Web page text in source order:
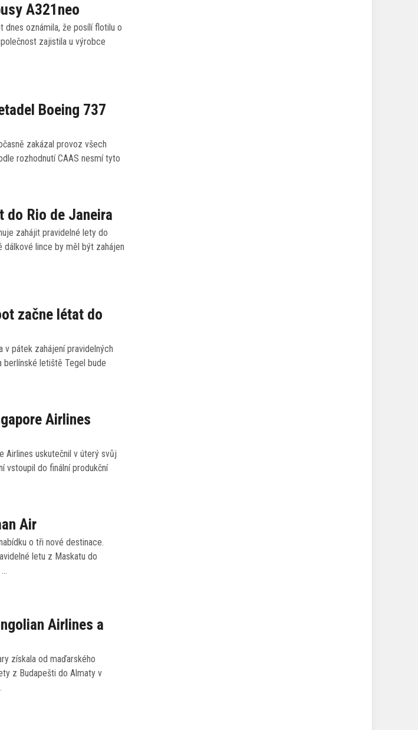
A321neo
dnes oznámila, že posílí flotilu o
zajistila u výrobce
Boeing 737
zakázal provoz všech
rozhodnutí CAAS nesmí tyto
do Rio de Janeira
zahájit pravidelné lety do
dálkové lince by měl být zahájen
začne létat do
v pátek zahájení pravidelných
berlínské letiště Tegel bude
Airlines
Airlines uskutečnil v úterý svůj
vstoupil do finální produkční
Air
o tři nové destinace.
letu z Maskatu do
…
Airlines a
získala od maďarského
z Budapešti do Almaty v